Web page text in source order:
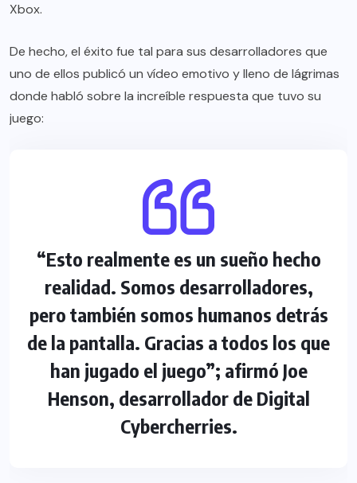
Xbox.
De hecho, el éxito fue tal para sus desarrolladores que
uno de ellos publicó un vídeo emotivo y lleno de lágrimas
donde habló sobre la increíble respuesta que tuvo su
juego:
“Esto realmente es un sueño hecho
realidad. Somos desarrolladores,
pero también somos humanos detrás
de la pantalla. Gracias a todos los que
han jugado el juego”; afirmó Joe
Henson, desarrollador de Digital
Cybercherries.